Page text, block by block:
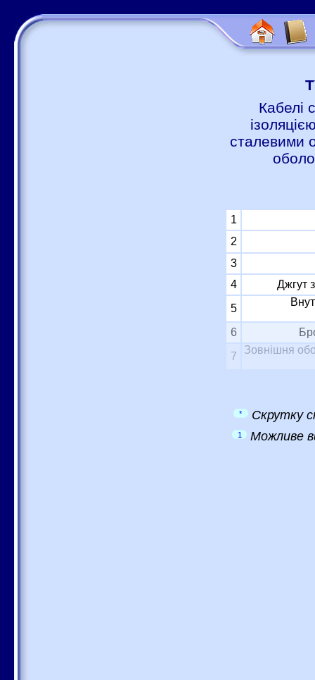
Кабелі
сталевими
1
2
3
4
Джгут
5
6
7
Зовнішня
* Скрутку
1 Можливе